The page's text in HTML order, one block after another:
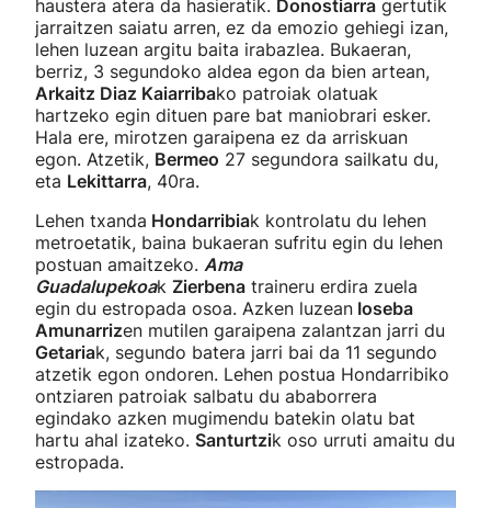
haustera atera da hasieratik. Donostiarra gertutik
jarraitzen saiatu arren, ez da emozio gehiegi izan,
lehen luzean argitu baita irabazlea. Bukaeran,
berriz, 3 segundoko aldea egon da bien artean,
Arkaitz Diaz Kaiarribako patroiak olatuak
hartzeko egin dituen pare bat maniobrari esker.
Hala ere, mirotzen garaipena ez da arriskuan
egon. Atzetik, Bermeo 27 segundora sailkatu du,
eta Lekittarra, 40ra.
Lehen txanda Hondarribiak kontrolatu du lehen
metroetatik, baina bukaeran sufritu egin du lehen
postuan amaitzeko. Ama
Guadalupekoak Zierbena traineru erdira zuela
egin du estropada osoa. Azken luzean Ioseba
Amunarrizen mutilen garaipena zalantzan jarri du
Getariak, segundo batera jarri bai da 11 segundo
atzetik egon ondoren. Lehen postua Hondarribiko
ontziaren patroiak salbatu du ababorrera
egindako azken mugimendu batekin olatu bat
hartu ahal izateko. Santurtzik oso urruti amaitu du
estropada.